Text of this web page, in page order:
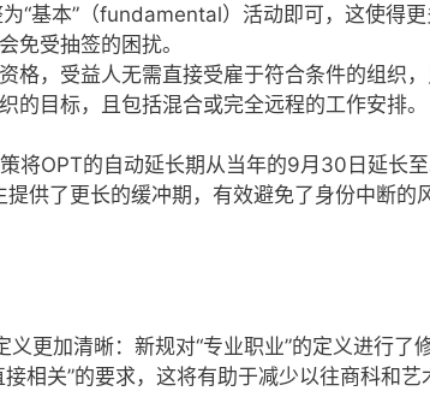
“基本”（fundamental）活动即可，这使得更
免受抽签的困扰。
格，受益人无需直接受雇于符合条件的组织，
的目标，且包括混合或完全远程的工作安排。
将OPT的自动延长期从当年的9月30日延长
供了更长的缓冲期，有效避免了身份中断的
更加清晰：新规对“专业职业”的定义进行了
相关”的要求，这将有助于减少以往商科和艺